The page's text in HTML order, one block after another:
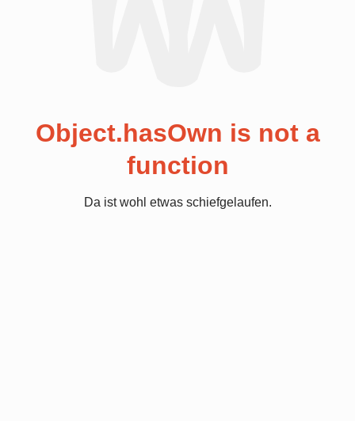
Object.hasOwn is not a
function
Da ist wohl etwas schiefgelaufen.